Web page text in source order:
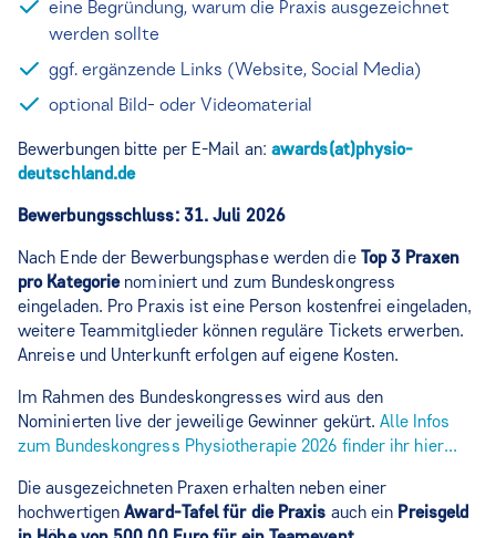
eine Begründung, warum die Praxis ausgezeichnet
werden sollte
ggf. ergänzende Links (Website, Social Media)
optional Bild- oder Videomaterial
Bewerbungen bitte per E-Mail an: awards(at)physio-
deutschland.de
Bewerbungsschluss: 31. Juli 2026
Nach Ende der Bewerbungsphase werden die Top 3 Praxen
pro Kategorienominiert und zum Bundeskongress
eingeladen. Pro Praxis ist eine Person kostenfrei eingeladen,
weitere Teammitglieder können reguläre Tickets erwerben.
Anreise und Unterkunft erfolgen auf eigene Kosten.
Im Rahmen des Bundeskongresses wird aus den
Nominierten live der jeweilige Gewinner gekürt.Alle Infos
zum Bundeskongress Physiotherapie 2026 finder ihr hier...
Die ausgezeichneten Praxen erhalten neben einer
hochwertigenAward-Tafel für die Praxis auch ein Preisgeld